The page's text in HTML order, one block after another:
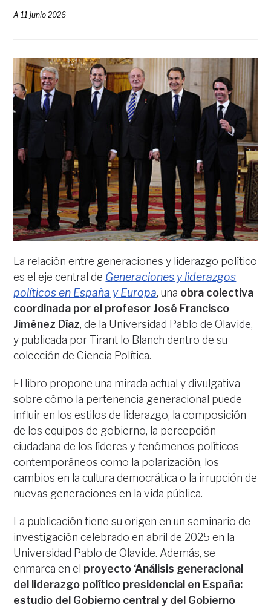
A11 junio 2026
La relación entre generaciones y liderazgo político
es el eje central de Generaciones y liderazgos
políticos en España y Europa, una obra colectiva
coordinada por el profesor José Francisco
Jiménez Díaz, de la Universidad Pablo de Olavide,
y publicada por Tirant lo Blanch dentro de su
colección de Ciencia Política.
El libro propone una mirada actual y divulgativa
sobre cómo la pertenencia generacional puede
influir en los estilos de liderazgo, la composición
de los equipos de gobierno, la percepción
ciudadana de los líderes y fenómenos políticos
contemporáneos como la polarización, los
cambios en la cultura democrática o la irrupción de
nuevas generaciones en la vida pública.
La publicación tiene su origen en un seminario de
investigación celebrado en abril de 2025 en la
Universidad Pablo de Olavide. Además, se
enmarca en el proyecto ‘Análisis generacional
del liderazgo político presidencial en España:
estudio del Gobierno central y del Gobierno